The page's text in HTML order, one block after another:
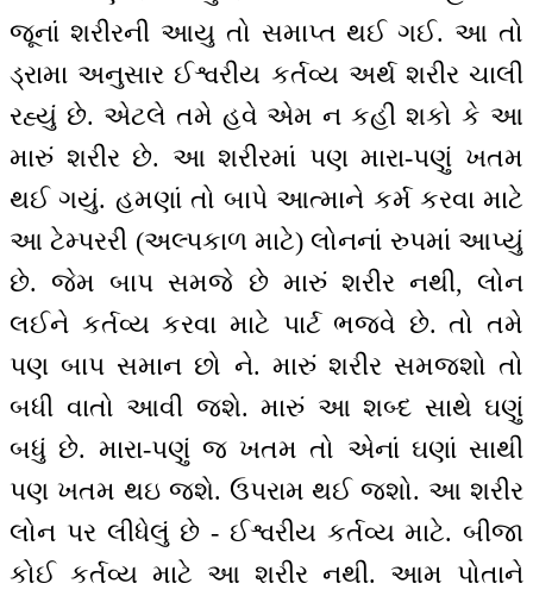
જૂનાં શરીરની આયુ તો સમાપ્ત થઈ ગઈ. આ તો
ડ્રામા અનુસાર ઈશ્વરીય કર્તવ્ય અર્થ શરીર ચાલી
રહ્યું છે. એટલે તમે હવે એમ ન કહી શકો કે આ
મારું શરીર છે. આ શરીરમાં પણ મારા-પણું ખતમ
થઈ ગયું. હમણાં તો બાપે આત્માને કર્મ કરવા માટે
આ ટેમ્પરરી (અલ્પકાળ માટે) લોનનાં રુપમાં આપ્યું
છે. જેમ બાપ સમજે છે મારું શરીર નથી, લોન
લઈને કર્તવ્ય કરવા માટે પાર્ટ ભજવે છે. તો તમે
પણ બાપ સમાન છો ને. મારું શરીર સમજશો તો
બધી વાતો આવી જશે. મારું આ શબ્દ સાથે ઘણું
બધું છે. મારા-પણું જ ખતમ તો એનાં ઘણાં સાથી
પણ ખતમ થઇ જશે. ઉપરામ થઈ જશો. આ શરીર
લોન પર લીધેલું છે - ઈશ્વરીય કર્તવ્ય માટે. બીજા
કોઈ કર્તવ્ય માટે આ શરીર નથી. આમ પોતાને